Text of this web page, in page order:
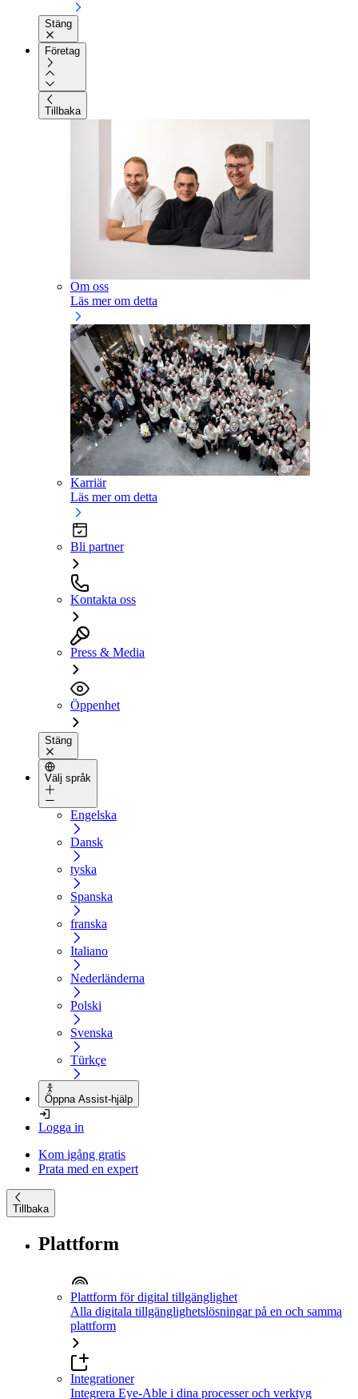
Stäng
Företag
Tillbaka
Om oss
Läs mer om detta
Karriär
Läs mer om detta
Bli partner
Kontakta oss
Press & Media
Öppenhet
Stäng
Välj språk
Engelska
Dansk
tyska
Spanska
franska
Italiano
Nederländerna
Polski
Svenska
Türkçe
Öppna Assist-hjälp
Logga in
Kom igång gratis
Prata med en expert
Tillbaka
Plattform
Plattform för digital tillgänglighet
Alla digitala tillgänglighetslösningar på en och samma
plattform
Integrationer
Integrera Eye-Able i dina processer och verktyg